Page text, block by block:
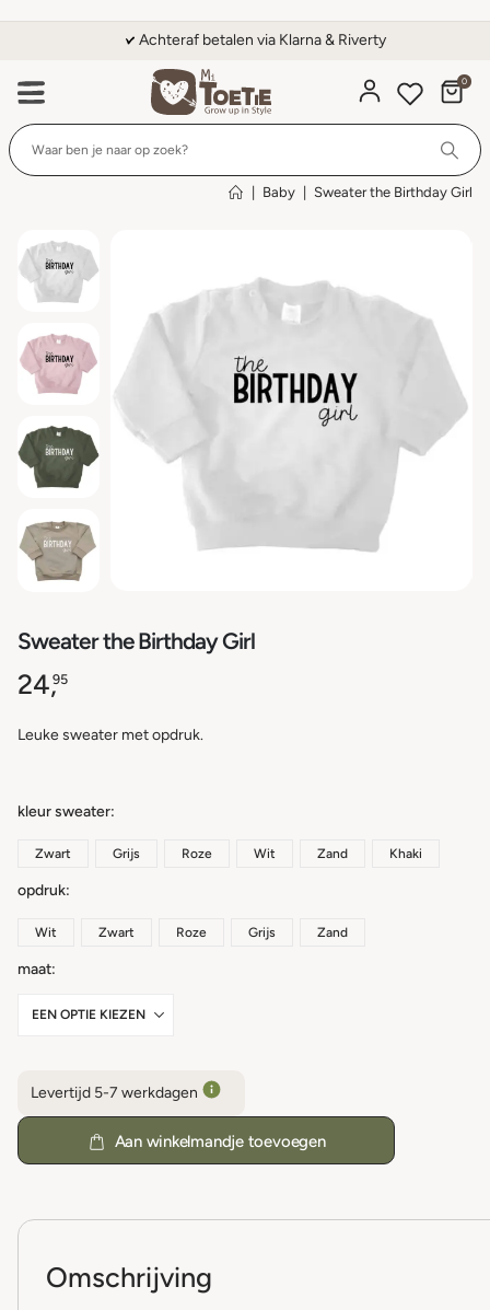
Achteraf betalen via Klarna & Riverty
0
Baby Sweater the Birthday Girl
Sweater the Birthday Girl
24,95
Leuke sweater met opdruk.
kleur sweater
Zwart Grijs Roze Wit Zand Khaki
opdruk
Wit Zwart Roze Grijs Zand
maat
Levertijd 5-7 werkdagen
Aan winkelmandje toevoegen
Omschrijving